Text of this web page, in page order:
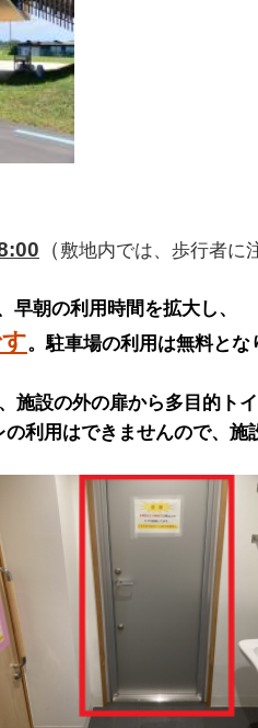
（ 敷地内では、歩行者に
早朝の利用時間を拡大し、
。駐車場の利用は無料とな
施設の外の扉から多目的ト
利用はできませんので、施